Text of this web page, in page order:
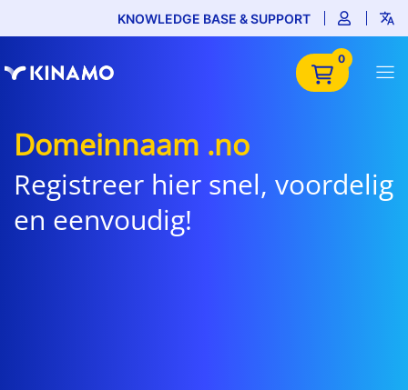
KNOWLEDGE BASE & SUPPORT
0
Domeinnaam .no
Registreer hier snel, voordelig
en eenvoudig!